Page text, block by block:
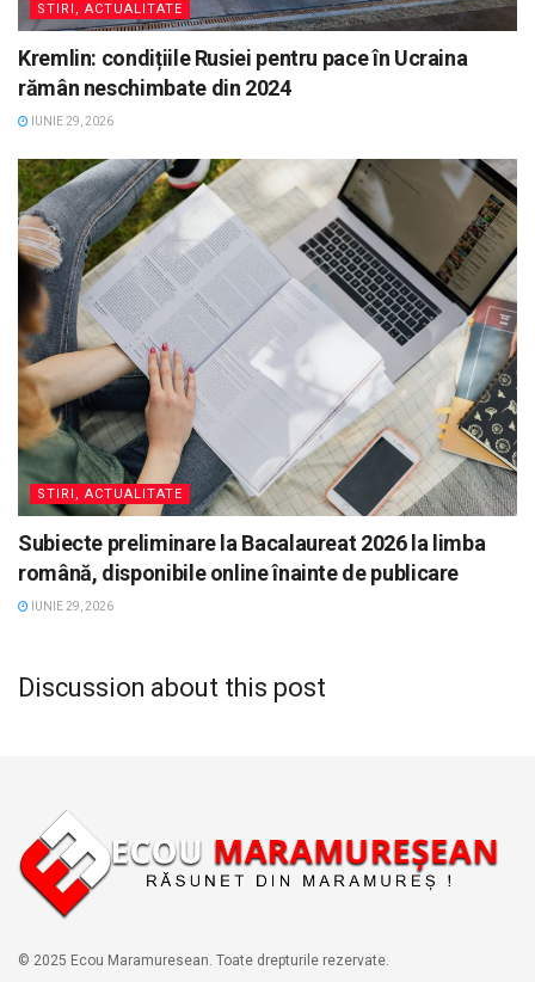
STIRI, ACTUALITATE
Kremlin: condițiile Rusiei pentru pace în Ucraina
rămân neschimbate din 2024
IUNIE 29, 2026
STIRI, ACTUALITATE
Subiecte preliminare la Bacalaureat 2026 la limba
română, disponibile online înainte de publicare
IUNIE 29, 2026
Discussion about this post
© 2025 Ecou Maramuresean. Toate drepturile rezervate.